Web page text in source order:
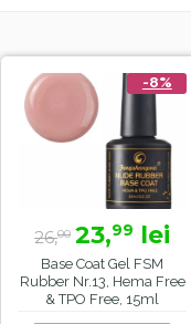
-8%
26,00 23,99 lei
Base Coat Gel FSM
Rubber Nr.13, Hema Free
& TPO Free, 15ml